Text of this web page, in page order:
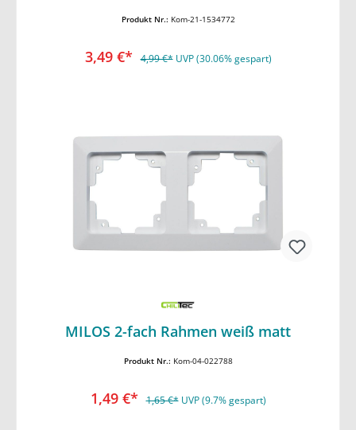
Produkt Nr.: Kom-21-1534772
3,49 €* 4,99 €* UVP (30.06% gespart)
MILOS 2-fach Rahmen weiß matt
Produkt Nr.: Kom-04-022788
1,49 €* 1,65 €* UVP (9.7% gespart)